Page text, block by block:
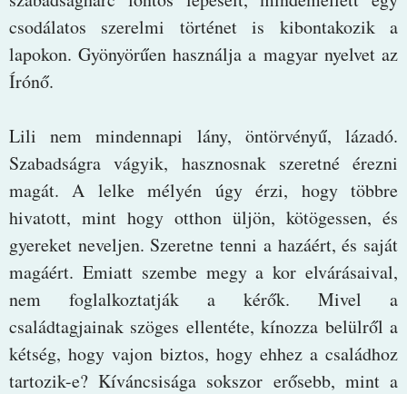
csodálatos szerelmi történet is kibontakozik a
lapokon. Gyönyörűen használja a magyar nyelvet az
Írónő.
Lili nem mindennapi lány, öntörvényű, lázadó.
Szabadságra vágyik, hasznosnak szeretné érezni
magát. A lelke mélyén úgy érzi, hogy többre
hivatott, mint hogy otthon üljön, kötögessen, és
gyereket neveljen. Szeretne tenni a hazáért, és saját
magáért. Emiatt szembe megy a kor elvárásaival,
nem foglalkoztatják a kérők. Mivel a
családtagjainak szöges ellentéte, kínozza belülről a
kétség, hogy vajon biztos, hogy ehhez a családhoz
tartozik-e? Kíváncsisága sokszor erősebb, mint a